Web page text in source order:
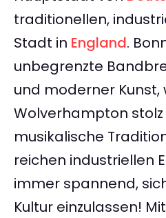
traditionellen,
Stadt in England.
unbegrenzte
und moderner Kunst,
Wolverhampton stolz
musikalische
reichen industriellen
immer spannend,
Kultur einzulassen! Mit